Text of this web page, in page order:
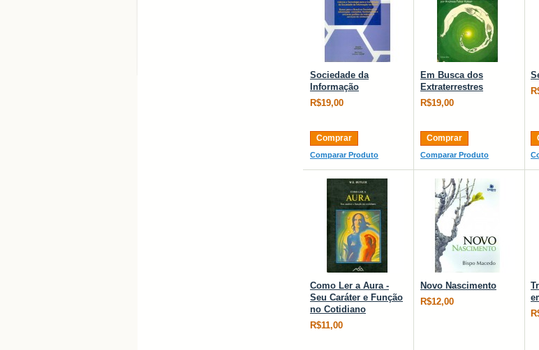
Sociedade da
Informação
R$19,00
Comprar
Comparar Produto
Em Busca dos
Extraterrestres
R$19,00
Comprar
Comparar Produto
Como Ler a Aura -
Seu Caráter e Função
no Cotidiano
R$11,00
Novo Nascimento
R$12,00